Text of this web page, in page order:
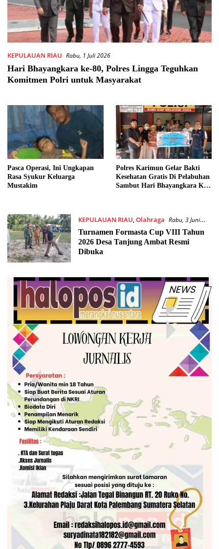
KEPULAUAN RIAU Rabu, 1 Juli 2026
Hari Bhayangkara ke-80, Polres Lingga Teguhkan
Komitmen Polri untuk Masyarakat
Pasca Operasi, Ini Ungkapan
Rasa Syukur Keluarga
Mustakim
Polres Karimun Gelar Bakti
Kesehatan Gratis Di Pelabuhan
Sambut Hari Bhayangkara Ke-
KEPULAUAN RIAU,Olahraga Rabu, 3 Juni
2026
Turnamen Formasta Cup VIII Tahun
2026 Desa Tanjung Ambat Resmi
Dibuka